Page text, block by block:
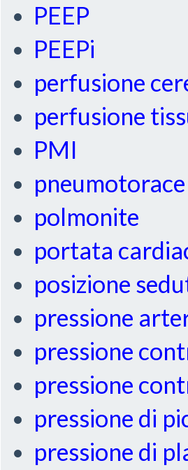
PEEP
PEEPi
perfusione
perfusione
PMI
pneumotorace
polmonite
portata
posizione
pressione
pressione
pressione
pressione di
pressione di